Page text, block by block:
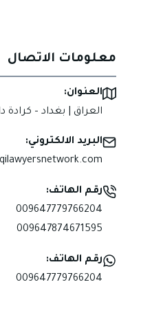
معلومات الاتصال
العنوان:
العراق | بغداد –
البريد الالكتروني:
رقم الهاتف:
009647779766204
009647874671595
رقم الهاتف:
009647779766204